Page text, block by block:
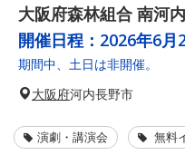
大阪府森林組合 南河
開催日程： 2026年6月
期間中、土日は非開催。
大阪府河内長野市
演劇・講演会 無料